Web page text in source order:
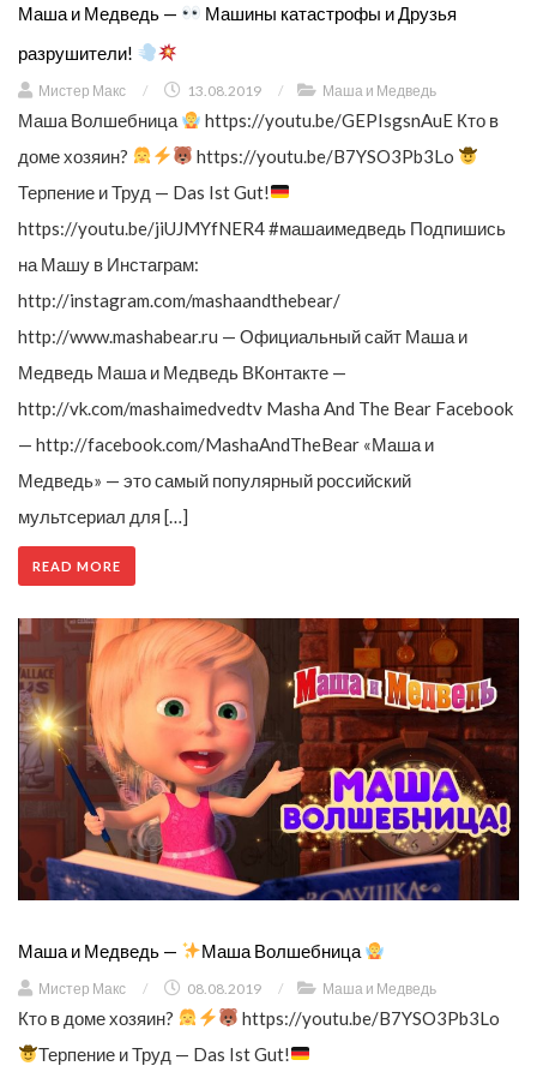
Маша и Медведь —
Машины катастрофы и Друзья
разрушители!
Мистер Макс / 13.08.2019 / Маша и Медведь
Маша Волшебница
https://youtu.be/GEPIsgsnAuE Кто в
доме хозяин?
https://youtu.be/B7YSO3Pb3Lo
Терпение и Труд — Das Ist Gut!
https://youtu.be/jiUJMYfNER4 #машаимедведь Подпишись
на Машу в Инстаграм:
http://instagram.com/mashaandthebear/
http://www.mashabear.ru — Официальный сайт Маша и
Медведь Маша и Медведь ВКонтакте —
http://vk.com/mashaimedvedtv Masha And The Bear Facebook
— http://facebook.com/MashaAndTheBear «Маша и
Медведь» — это самый популярный российский
мультсериал для […]
READ MORE
Маша и Медведь — Маша Волшебница
Мистер Макс / 08.08.2019 / Маша и Медведь
Кто в доме хозяин?
https://youtu.be/B7YSO3Pb3Lo
Терпение и Труд — Das Ist Gut!